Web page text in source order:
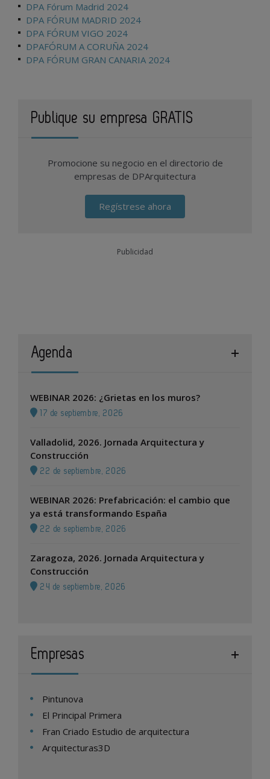
DPA Fórum Madrid 2024
DPA FÓRUM MADRID 2024
DPA FÓRUM VIGO 2024
DPAFÓRUM A CORUÑA 2024
DPA FÓRUM GRAN CANARIA 2024
Publique su empresa GRATIS
Promocione su negocio en el directorio de
empresas de DPArquitectura
Regístrese ahora
Publicidad
Agenda
WEBINAR 2026: ¿Grietas en los muros?
17 de septiembre, 2026
Valladolid, 2026. Jornada Arquitectura y
Construcción
22 de septiembre, 2026
WEBINAR 2026: Prefabricación: el cambio que
ya está transformando España
22 de septiembre, 2026
Zaragoza, 2026. Jornada Arquitectura y
Construcción
24 de septiembre, 2026
Empresas
Pintunova
El Principal Primera
Fran Criado Estudio de arquitectura
Arquitecturas3D